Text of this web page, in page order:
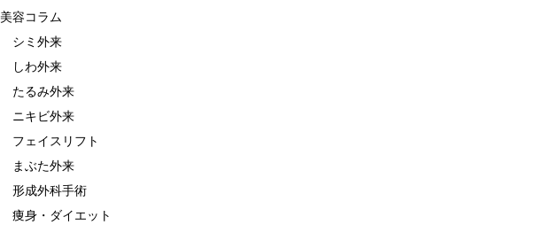
美容コラム
シミ外来
しわ外来
たるみ外来
ニキビ外来
フェイスリフト
まぶた外来
形成外科手術
痩身・ダイエット